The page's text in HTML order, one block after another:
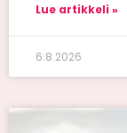
Lue artikkeli »
6.8.2026